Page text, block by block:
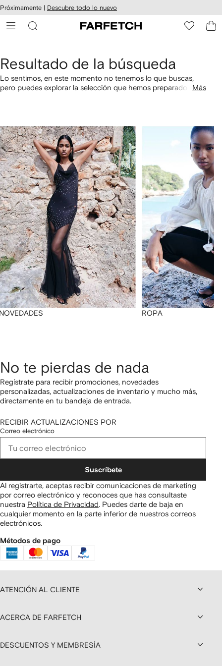
al
Próximamente | Descubre todo lo nuevo
Resultado de la búsqueda
Lo sentimos, en este momento no tenemos lo que buscas,
pero puedes explorar la selección que hemos preparado
Más
ROPA
No te pierdas de nada
Regístrate para recibir promociones, novedades
personalizadas, actualizaciones de inventario y mucho más,
directamente en tu bandeja de entrada.
RECIBIR ACTUALIZACIONES POR
Correo electrónico
Suscríbete
Al registrarte, aceptas recibir comunicaciones de marketing
por correo electrónico y reconoces que has consultaste
nuestra Política de Privacidad. Puedes darte de baja en
cualquier momento en la parte inferior de nuestros correos
electrónicos.
Métodos de pago
ATENCIÓN AL CLIENTE
ACERCA DE FARFETCH
DESCUENTOS Y MEMBRESÍA